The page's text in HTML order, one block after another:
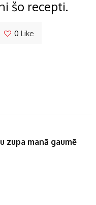
šo recepti.
0 Like
zupa manā gaumē